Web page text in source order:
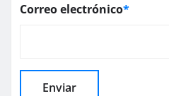
Correo electrónico*